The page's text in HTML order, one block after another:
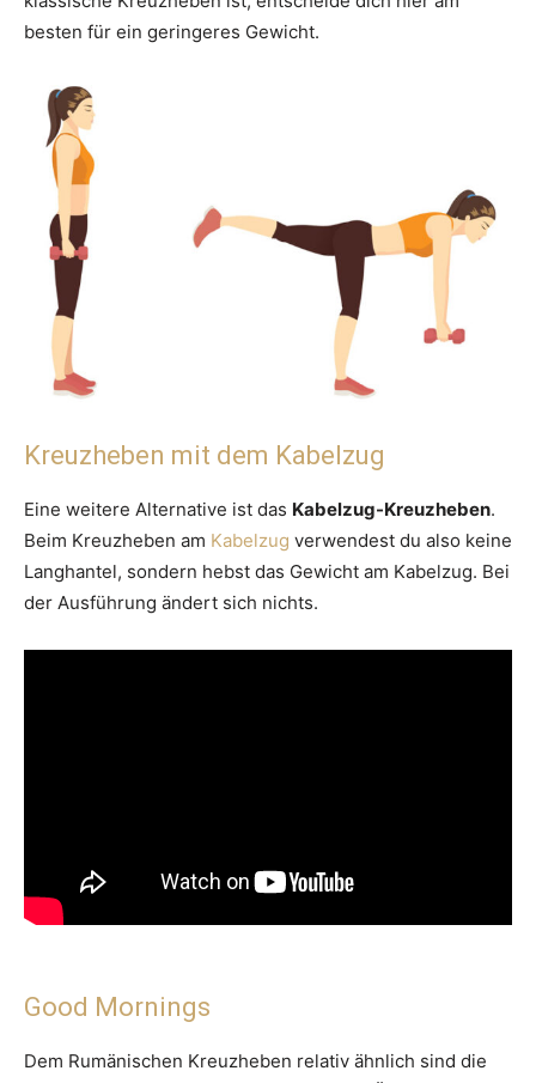
besten für ein geringeres Gewicht.
Kreuzheben mit dem Kabelzug
Eine weitere Alternative ist das Kabelzug-Kreuzheben.
Beim Kreuzheben am Kabelzug verwendest du also keine
Langhantel, sondern hebst das Gewicht am Kabelzug. Bei
der Ausführung ändert sich nichts.
Good Mornings
Dem Rumänischen Kreuzheben relativ ähnlich sind die